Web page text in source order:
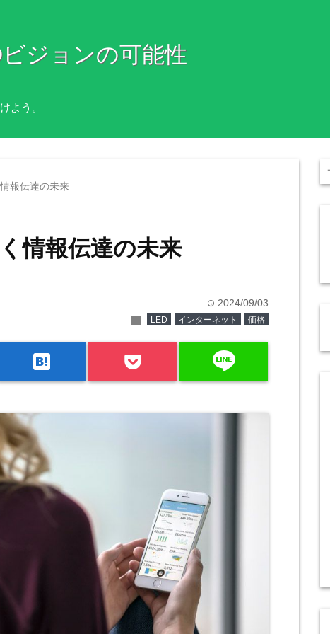
ジョンの可能性
よう。
報伝達の未来
情報伝達の未来
time 2024/09/03
folder LED インターネット 価格
hatenabookmark line